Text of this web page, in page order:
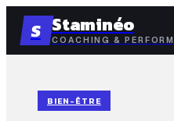
S Staminéo
COACHING &
BIEN-ÊTRE